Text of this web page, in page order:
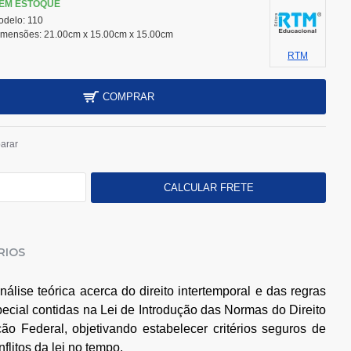
ESTOQUE
110
21.00cm x 15.00cm x 15.00cm
RTM
COMPRAR
teórica acerca do direito intertemporal e das regras
contidas na Lei de Introdução das Normas do Direito
Federal, objetivando estabelecer critérios seguros de
da lei no tempo.